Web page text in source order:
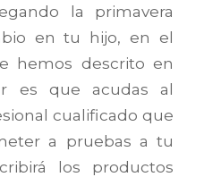
la primavera
en tu hijo, en el
hemos descrito en
es que acudas al
cualificado que
a pruebas a tu
los productos